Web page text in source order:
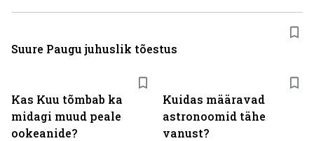
Kas Kuu tõmbab ka
midagi muud peale
ookeanide?
Kuidas määravad
astronoomid tähe
vanust?
Suure Paugu juhuslik tõestus